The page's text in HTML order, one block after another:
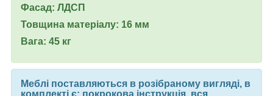
Фасад: ЛДСП
Товщина матеріалу: 16 мм
Вага: 45 кг
Меблі поставляються в розібраному вигляді, в
комплекті є: покрокова інструкція, вся